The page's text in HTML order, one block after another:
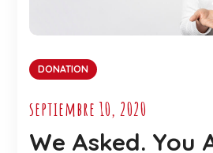
DONATION
septiembre 10, 2020
We Asked. You